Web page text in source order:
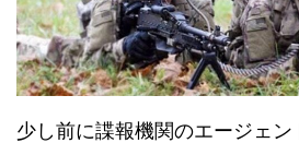
少し前に諜報機関のエージェ